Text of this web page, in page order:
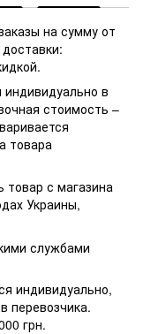
на сумму от
в
стоимость –
товара
с магазина
Украины,
службами
индивидуально,
перевозчика.
грн.